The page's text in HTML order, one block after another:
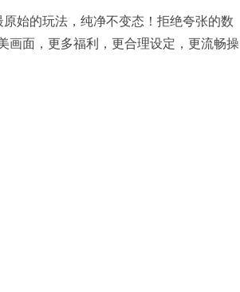
始的玩法，纯净不变态！拒绝夸张的数
画面，更多福利，更合理设定，更流畅操